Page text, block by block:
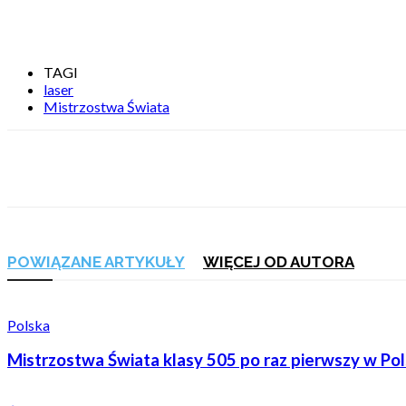
TAGI
laser
Mistrzostwa Świata
POWIĄZANE ARTYKUŁY WIĘCEJ OD AUTORA
Polska
Mistrzostwa Świata klasy 505 po raz pierwszy w